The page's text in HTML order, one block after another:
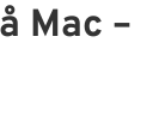
Mac –